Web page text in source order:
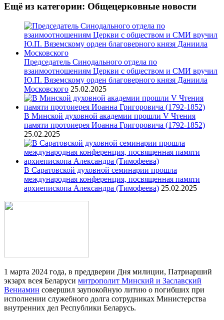
Ещё из категории: Общецерковные новости
Председатель Синодального отдела по
взаимоотношениям Церкви с обществом и СМИ вручил
Ю.П. Вяземскому орден благоверного князя Даниила
Московского 25.02.2025
В Минской духовной академии прошли V Чтения
памяти протоиерея Иоанна Григоровича (1792-1852)
25.02.2025
В Саратовской духовной семинарии прошла
международная конференция, посвященная памяти
архиепископа Александра (Тимофеева) 25.02.2025
1 марта 2024 года, в преддверии Дня милиции, Патриарший
экзарх всея Беларуси митрополит Минский и Заславский
Вениамин совершил заупокойную литию о погибших при
исполнении служебного долга сотрудниках Министерства
внутренних дел Республики Беларусь.